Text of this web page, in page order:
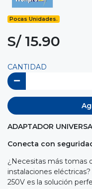
Pocas Unidades.
S/ 15.90
CANTIDAD
ADAPTADOR
Conecta con
¿Necesitas más tomas
instalaciones
250V es la solución